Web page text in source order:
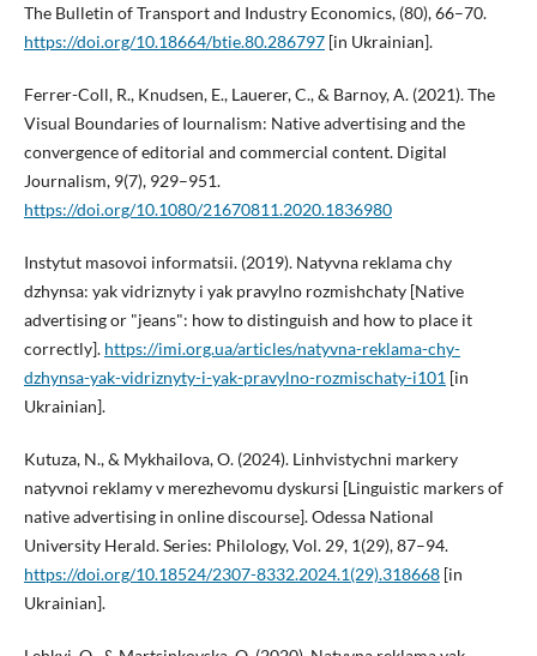
The Bulletin of Transport and Industry Economics, (80), 66–70.
https://doi.org/10.18664/btie.80.286797[in Ukrainian].
Ferrer-Coll, R., Knudsen, E., Lauerer, C., & Barnoy, A. (2021). The
Visual Boundaries of Iournalism: Native advertising and the
convergence of editorial and commercial content. Digital
Journalism, 9(7), 929–951.
https://doi.org/10.1080/21670811.2020.1836980
Instytut masovoi informatsii. (2019). Natyvna reklama chy
dzhynsa: yak vidriznyty i yak pravylno rozmishchaty [Native
advertising or "jeans": how to distinguish and how to place it
correctly]. https://imi.org.ua/articles/natyvna-reklama-chy-
dzhynsa-yak-vidriznyty-i-yak-pravylno-rozmischaty-i101 [in
Ukrainian].
Kutuza, N., & Mykhailova, O. (2024). Linhvistychni markery
natyvnoi reklamy v merezhevomu dyskursi [Linguistic markers of
native advertising in online discourse]. Odessa National
University Herald. Series: Philology, Vol. 29, 1(29), 87–94.
https://doi.org/10.18524/2307-8332.2024.1(29).318668[in
Ukrainian].